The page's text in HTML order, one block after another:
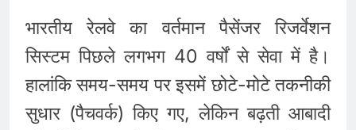
भारतीय रेलवे का वर्तमान पैसेंजर रिजर्वेशन
सिस्टम पिछले लगभग 40 वर्षों से सेवा में है।
हालांकि समय-समय पर इसमें छोटे-मोटे तकनीकी
सुधार (पैचवर्क) किए गए, लेकिन बढ़ती आबादी